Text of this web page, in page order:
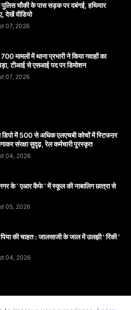
पुलिस चौकी के पास सड़क पर दबंगई, हथियार
देखें वीडियो
07, 2026
मामलों में थाना प्रभारी ने किया गवाहों का
टीआई से एसआई पद पर डिमोशन
07, 2026
डिपो में 500 से अधिक एलएचबी कोचों में स्टिफऩर
संरक्षा सुदृढ़, रेल कर्मचारी पुरस्कृत
04, 2026
के ' एआर कैफे ' में स्कूल की नाबालिग छात्रा से
05, 2026
पिया की चाहत : जालसाजी के जाल में उलझी ' रिंकी '
04, 2026